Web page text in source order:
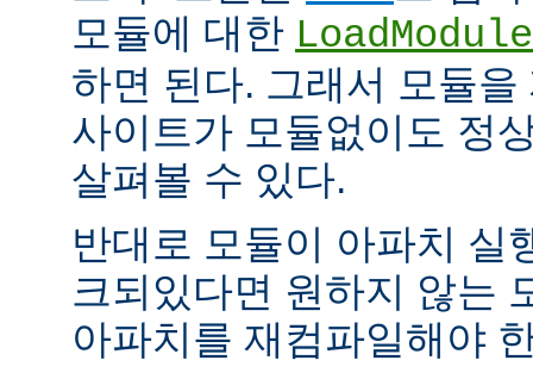
모듈에 대한 LoadModule
하면 된다. 그래서 모듈
사이트가 모듈없이도 정
살펴볼 수 있다.
반대로 모듈이 아파치 실
크되있다면 원하지 않는
아파치를 재컴파일해야